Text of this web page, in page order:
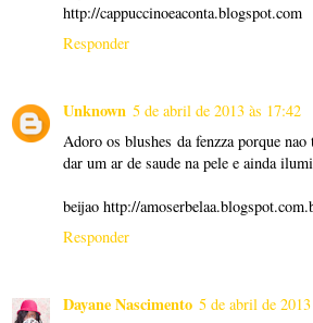
http://cappuccinoeaconta.blogspot.com
Responder
Unknown 5 de abril de 2013 às 17:42
Adoro os blushes da fenzza porque
dar um ar de saude na pele e ainda
beijao http://
Responder
Dayane Nascimento 5 de abril de